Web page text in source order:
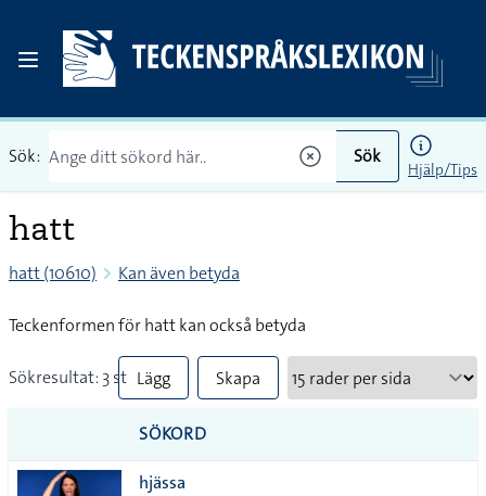
Sök: Sök
Hjälp/Tips
hatt
hatt (10610) Kan även betyda
Teckenformen för hatt kan också betyda
Sökresultat: 3 st Lägg
till
alla i
Skapa
SÖKORD
hjässa